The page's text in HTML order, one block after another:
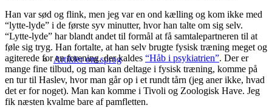
Artikler om sprog
Han var sød og flink, men jeg var en ond kælling og kom ikke med
“lytte-lyde” i de første syv minutter, hvor han talte om sig selv.
“Lytte-lyde” har blandt andet til formål at få samtalepartneren til at
føle sig tryg. Han fortalte, at han selv brugte fysisk træning meget og
agiterede for en forening, der kaldes “Håb i psykiatrien”. Der er
mange fine tilbud, og man kan deltage i fysisk træning, komme på
en tur til Haslev, hvor man går op i et rundt tårn (jeg aner ikke, hvad
det er for noget). Man kan komme i Tivoli og Zoologisk Have. Jeg
fik næsten kvalme bare af pamfletten.